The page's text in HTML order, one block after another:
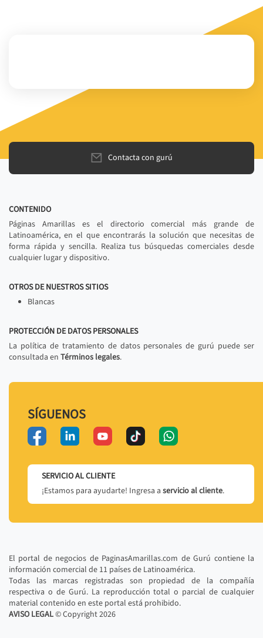
Contacta con gurú
CONTENIDO
Páginas Amarillas es el directorio comercial más grande de
Latinoamérica, en el que encontrarás la solución que necesitas de
forma rápida y sencilla. Realiza tus búsquedas comerciales desde
cualquier lugar y dispositivo.
OTROS DE NUESTROS SITIOS
Blancas
PROTECCIÓN DE DATOS PERSONALES
La política de tratamiento de datos personales de gurú puede ser
consultada en Términos legales.
SÍGUENOS
SERVICIO AL CLIENTE
¡Estamos para ayudarte! Ingresa a servicio al cliente.
El portal de negocios de PaginasAmarillas.com de Gurú contiene la
información comercial de 11 países de Latinoamérica.
Todas las marcas registradas son propiedad de la compañía
respectiva o de Gurú. La reproducción total o parcial de cualquier
material contenido en este portal está prohibido.
AVISO LEGAL© Copyright2026